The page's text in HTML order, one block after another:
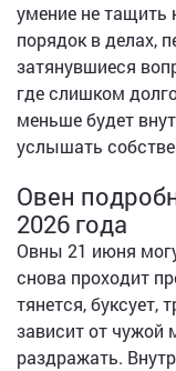
умение не тащить
порядок в делах,
затянувшиеся
где слишком
меньше будет
услышать
Овен
2026 года
Овны 21 июня
снова проходит
тянется, буксует,
зависит от чужой
раздражать.